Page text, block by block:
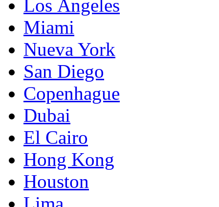
Los Ángeles
Miami
Nueva York
San Diego
Copenhague
Dubai
El Cairo
Hong Kong
Houston